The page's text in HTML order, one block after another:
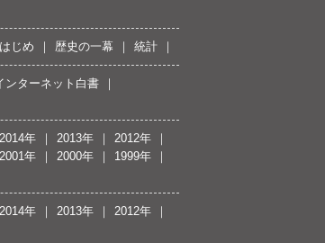
じめ 歴史の一幕 統計
ンターネット白書
2014年 2013年
2012年
2001年 2000年
1999年
2014年 2013年
2012年